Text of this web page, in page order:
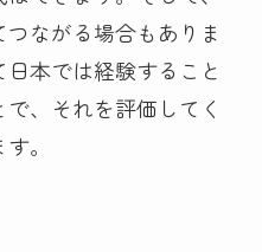
ながる場合もありま
本では経験すること
、それを評価してく
。